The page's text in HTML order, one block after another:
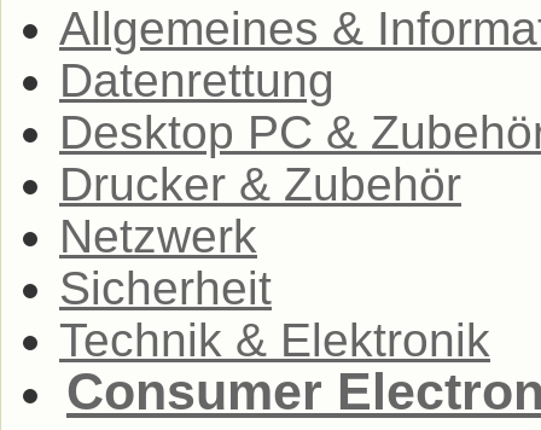
Allgemeines &
Datenrettung
Desktop PC &
Drucker & Zubehör
Netzwerk
Sicherheit
Technik & Elektronik
Consumer